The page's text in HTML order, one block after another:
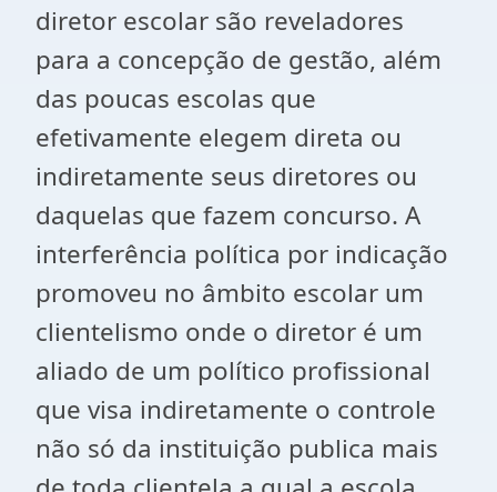
diretor escolar são reveladores
para a concepção de gestão, além
das poucas escolas que
efetivamente elegem direta ou
indiretamente seus diretores ou
daquelas que fazem concurso. A
interferência política por indicação
promoveu no âmbito escolar um
clientelismo onde o diretor é um
aliado de um político profissional
que visa indiretamente o controle
não só da instituição publica mais